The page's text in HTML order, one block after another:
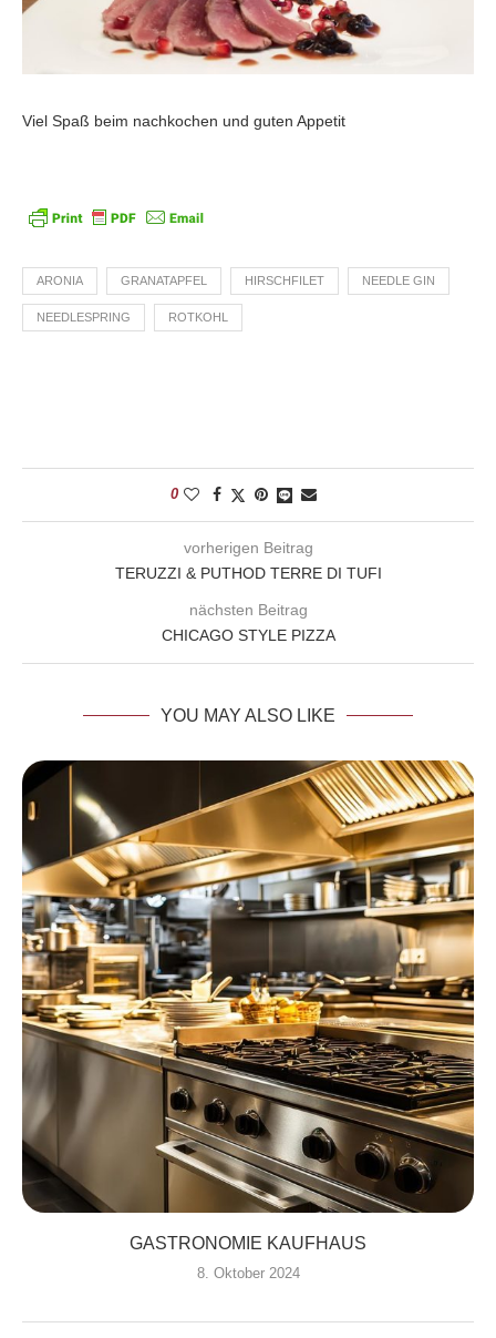
Viel Spaß beim nachkochen und guten Appetit
ARONIA GRANATAPFEL HIRSCHFILET NEEDLE GIN
NEEDLESPRING ROTKOHL
0
vorherigen Beitrag
TERUZZI & PUTHOD TERRE DI TUFI
nächsten Beitrag
CHICAGO STYLE PIZZA
YOU MAY ALSO LIKE
GASTRONOMIE KAUFHAUS
8. Oktober 2024